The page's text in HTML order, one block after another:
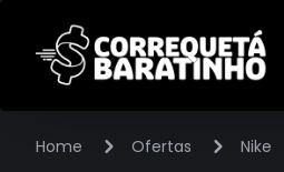
Home Ofertas Nike